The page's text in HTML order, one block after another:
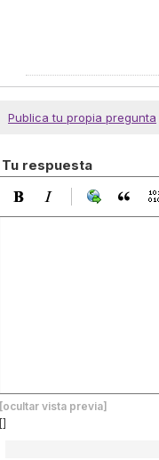
Publica tu propia pregunta
Tu respuesta
[ocultar vista previa]
[]